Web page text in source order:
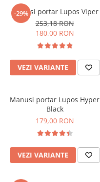
-29%
Manusi portar Lupos Viper
253,18 RON
180,00 RON
VEZI VARIANTE
Manusi portar Lupos Hyper
Black
179,00 RON
VEZI VARIANTE